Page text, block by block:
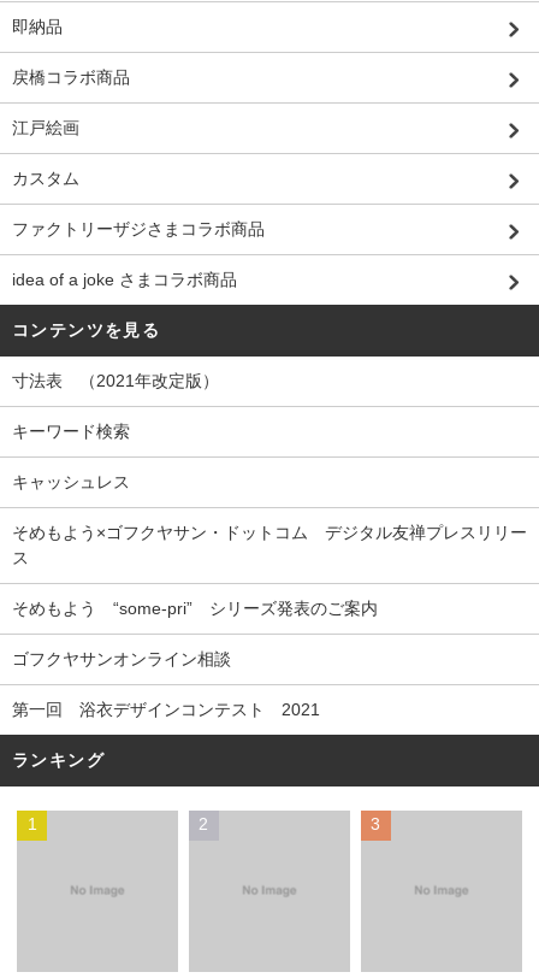
即納品
戻橋コラボ商品
江戸絵画
カスタム
ファクトリーザジさまコラボ商品
idea of a joke さまコラボ商品
コンテンツを見る
寸法表 （2021年改定版）
キーワード検索
キャッシュレス
そめもよう×ゴフクヤサン・ドットコム デジタル友禅プレスリリー
ス
そめもよう “some-pri” シリーズ発表のご案内
ゴフクヤサンオンライン相談
第一回 浴衣デザインコンテスト 2021
ランキング
1 2 3